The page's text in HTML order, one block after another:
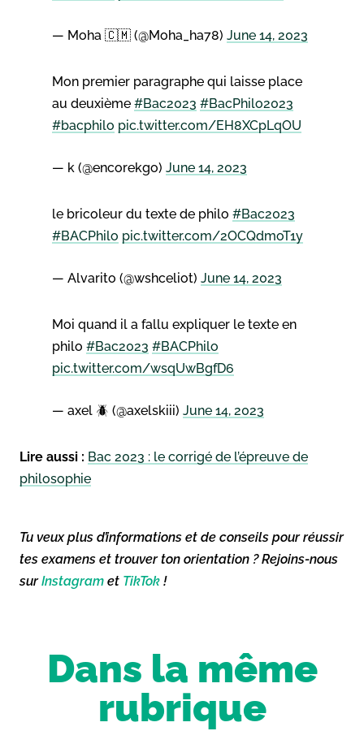
— Moha 🇨🇲 (@Moha_ha78) June 14, 2023
Mon premier paragraphe qui laisse place
au deuxième #Bac2023 #BacPhilo2023
#bacphilo pic.twitter.com/EH8XCpLqOU
— k (@encorekgo) June 14, 2023
le bricoleur du texte de philo #Bac2023
#BACPhilo pic.twitter.com/2OCQdmoT1y
— Alvarito (@wshceliot) June 14, 2023
Moi quand il a fallu expliquer le texte en
philo #Bac2023 #BACPhilo
pic.twitter.com/wsqUwBgfD6
— axel 🪲 (@axelskiii) June 14, 2023
Lire aussi : Bac 2023 : le corrigé de l’épreuve de
philosophie
Tu veux plus d’informations et de conseils pour réussir
tes examens et trouver ton orientation ? Rejoins-nous
surInstagram et TikTok !
Dans la même
rubrique